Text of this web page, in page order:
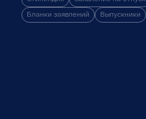
Бланки заявлений Выпускники